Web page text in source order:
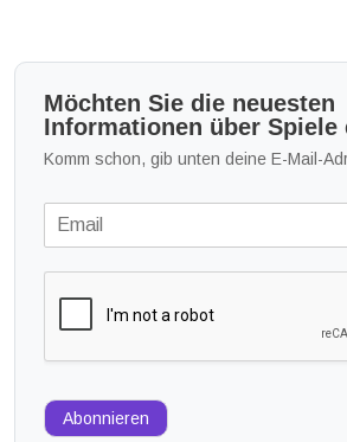
Möchten Sie die neuesten
Informationen über Spiele
Komm schon, gib unten deine E-Mail-
Abonnieren